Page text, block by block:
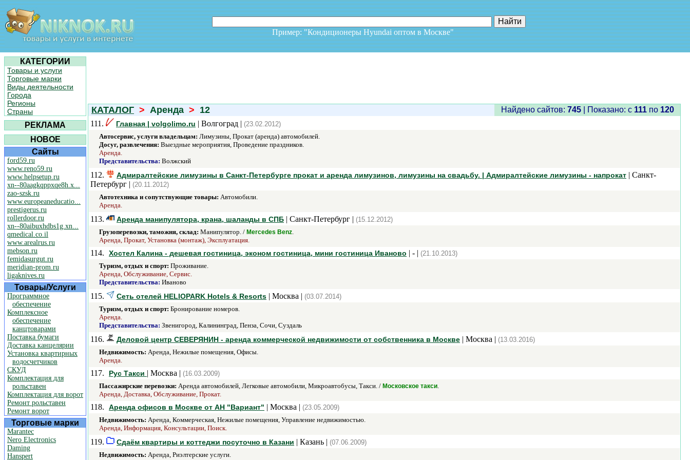
Пример: "Кондиционеры Hyundai оптом в Москве"
КАТЕГОРИИ
Товары и услуги
Торговые марки
Виды деятельности
Города
Регионы
Страны
РЕКЛАМА
НОВОЕ
Сайты
ford59.ru
www.reno59.ru
www.helpsetup.ru
xn--80aagkqppxqe8h.x...
zao-szsk.ru
www.europeaneducatio...
prestigerus.ru
rollerdoor.ru
xn--80aibuxhdbs1g.xn...
qmedical.co.il
www.arealrus.ru
mebson.ru
femidasurgut.ru
meridian-prom.ru
ligaknives.ru
Товары/Услуги
Программное
обеспечение
Комплексное
обеспечение
канцтоварами
Поставка бумаги
Доставка канцелярии
Установка квартирных
водосчетчиков
СКУД
Комплектация для
рольставен
Комплектация для ворот
Ремонт рольставен
Ремонт ворот
Торговые марки
Marantec
Nero Electronics
Daming
Hanspert
КАТАЛОГ > Аренда > 12 Найдено сайтов: 745| Показано: c 111по 120
111.
Главная | volgolimo.ru | Волгоград | (23.02.2012)
Автосервис, услуги владельцам: Лимузины, Прокат (аренда) автомобилей.
Досуг, развлечения: Выездные мероприятия, Проведение праздников.
Аренда.
Представительства: Волжский
112. Адмиралтейские лимузины в Санкт-Петербурге прокат и аренда лимузинов, лимузины на свадьбу. | Адмиралтейские лимузины - напрокат | Санкт-
Петербург | (20.11.2012)
Автотехника и сопутствующие товары: Автомобили.
Аренда.
113. Аренда манипулятора, крана, шаланды в СПБ | Санкт-Петербург | (15.12.2012)
Грузоперевозки, таможня, склад: Манипулятор. / Mercedes Benz.
Аренда, Прокат, Установка (монтаж), Эксплуатация.
114. Хостел Калина - дешевая гостиница, эконом гостиница, мини гостиница Иваново | - | (21.10.2013)
Туризм, отдых и спорт: Проживание.
Аренда, Обслуживание, Сервис.
Представительства: Иваново
115. Сеть отелей НELIOPARK Hotels & Resorts | Москва | (03.07.2014)
Туризм, отдых и спорт: Бронирование номеров.
Аренда.
Представительства: Звенигород, Калининград, Пенза, Сочи, Суздаль
116. Деловой центр СЕВЕРЯНИН - аренда коммерческой недвижимости от собственника в Москве | Москва | (13.03.2016)
Недвижимость: Аренда, Нежилые помещения, Офисы.
Аренда.
117. Рус Такси | Москва | (16.03.2009)
Пассажирские перевозки: Аренда автомобилей, Легковые автомобили, Микроавтобусы, Такси. / Московское такси.
Аренда, Доставка, Обслуживание, Прокат.
118. Аренда офисов в Москве от АН "Вариант" | Москва | (23.05.2009)
Недвижимость: Аренда, Коммерческая, Нежилые помещения, Управление недвижимостью.
Аренда, Информация, Консультации, Поиск.
119. Сдаём квартиры и коттеджи посуточно в Казани | Казань | (07.06.2009)
Недвижимость: Аренда, Риэлтерские услуги.